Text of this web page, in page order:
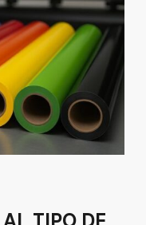
Las Trojes León,